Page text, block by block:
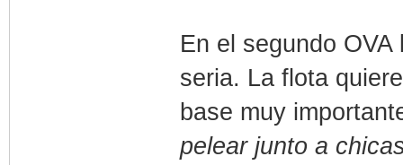
En el segundo
seria. La flota
base muy
pelear junto a